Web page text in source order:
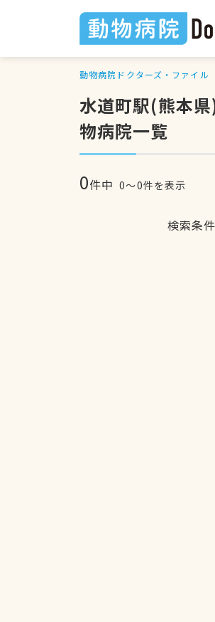
動物病院ドクターズ・ファイル
水道町駅(熊本
物病院一覧
0件中 0〜0件を表示
検索条